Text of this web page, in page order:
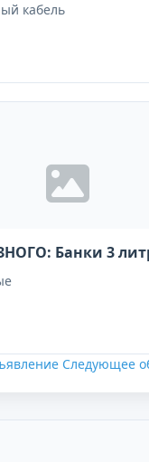
кабель
Банки 3
Следующее